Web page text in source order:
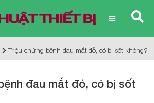
Triệu chứng bệnh đau mắt đỏ, có bị sốt không?
đau mắt đỏ, có bị sốt